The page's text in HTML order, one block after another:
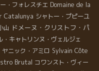
・フォレスチエ Domaine de la
Catalunya シャトー・プピーユ
山 ドメーヌ・クリストフ・パ
・キャトリンヌ・ヴェルジェ
ヤニック・アミロ Sylvain Côte
Brutal コワンスト・ヴィー